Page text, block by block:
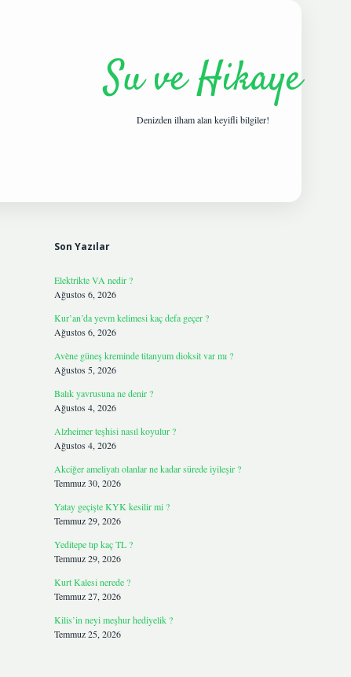
Su ve Hikaye
Denizden ilham alan keyifli bilgiler!
Son Yazılar
Elektrikte VA nedir ?
Ağustos 6, 2026
Kur’an’da yevm kelimesi kaç defa geçer ?
Ağustos 6, 2026
Avène güneş kreminde titanyum dioksit var mı ?
Ağustos 5, 2026
Balık yavrusuna ne denir ?
Ağustos 4, 2026
Alzheimer teşhisi nasıl koyulur ?
Ağustos 4, 2026
Akciğer ameliyatı olanlar ne kadar sürede iyileşir ?
Temmuz 30, 2026
Yatay geçişte KYK kesilir mi ?
Temmuz 29, 2026
Yeditepe tıp kaç TL ?
Temmuz 29, 2026
Kurt Kalesi nerede ?
Temmuz 27, 2026
Kilis’in neyi meşhur hediyelik ?
Temmuz 25, 2026